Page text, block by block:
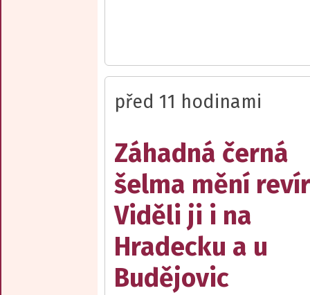
před 11 hodinami
Záhadná černá
šelma mění
Viděli ji i na
Hradecku a u
Budějovic